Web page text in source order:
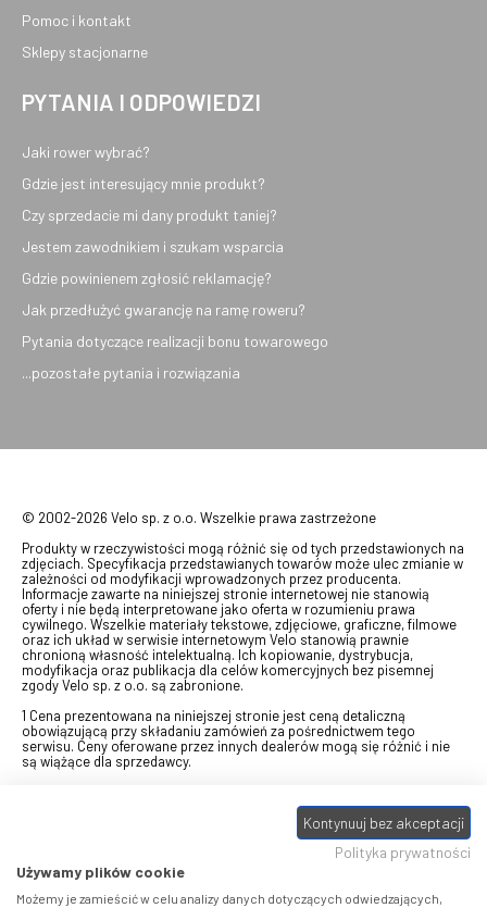
Pomoc i kontakt
Sklepy stacjonarne
PYTANIA I ODPOWIEDZI
Jaki rower wybrać?
Gdzie jest interesujący mnie produkt?
Czy sprzedacie mi dany produkt taniej?
Jestem zawodnikiem i szukam wsparcia
Gdzie powinienem zgłosić reklamację?
Jak przedłużyć gwarancję na ramę roweru?
Pytania dotyczące realizacji bonu towarowego
...pozostałe pytania i rozwiązania
© 2002-2026 Velo sp. z o.o. Wszelkie prawa zastrzeżone
Produkty w rzeczywistości mogą różnić się od tych przedstawionych na
zdjęciach. Specyfikacja przedstawianych towarów może ulec zmianie w
zależności od modyfikacji wprowadzonych przez producenta.
Informacje zawarte na niniejszej stronie internetowej nie stanowią
oferty i nie będą interpretowane jako oferta w rozumieniu prawa
cywilnego. Wszelkie materiały tekstowe, zdjęciowe, graficzne, filmowe
oraz ich układ w serwisie internetowym Velo stanowią prawnie
chronioną własność intelektualną. Ich kopiowanie, dystrybucja,
modyfikacja oraz publikacja dla celów komercyjnych bez pisemnej
zgody Velo sp. z o.o. są zabronione.
1 Cena prezentowana na niniejszej stronie jest ceną detaliczną
obowiązującą przy składaniu zamówień za pośrednictwem tego
serwisu. Ceny oferowane przez innych dealerów mogą się różnić i nie
są wiążące dla sprzedawcy.
swój bon" na towary z oferty VELO, aktualnie dostępnej na stronie
, w ramach sprzedaży premiowej. Dowiedz się jak
stronie promocji. Prezentowana wartość
eBonu uwzględnia fakt wyrażenia - w procesie rejestracji w Panelu
klienta- zgody na otrzymywanie drogą mailową informacji handlowo-
marketingowe, np. newsletter rowerowy. W przypadku braku zgody
wartość eBonu zostanie obniżona o 10 zł.
Kontynuuj bez akceptacji
Polityka prywatności
Używamy plików cookie
Możemy je zamieścić w celu analizy danych dotyczących odwiedzających,